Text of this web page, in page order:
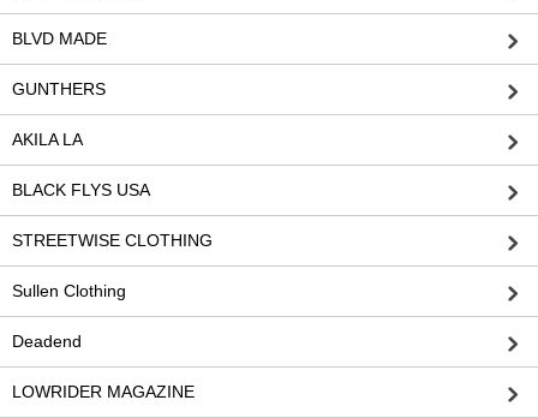
BLVD MADE
GUNTHERS
AKILA LA
BLACK FLYS USA
STREETWISE CLOTHING
Sullen Clothing
Deadend
LOWRIDER MAGAZINE